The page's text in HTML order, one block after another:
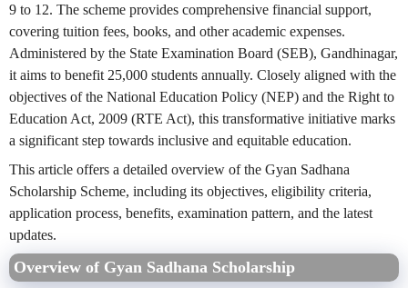
9 to 12. The scheme provides comprehensive financial support,
covering tuition fees, books, and other academic expenses.
Administered by the State Examination Board (SEB), Gandhinagar,
it aims to benefit 25,000 students annually. Closely aligned with the
objectives of the National Education Policy (NEP) and the Right to
Education Act, 2009 (RTE Act), this transformative initiative marks
a significant step towards inclusive and equitable education.
This article offers a detailed overview of the Gyan Sadhana
Scholarship Scheme, including its objectives, eligibility criteria,
application process, benefits, examination pattern, and the latest
updates.
Overview of Gyan Sadhana Scholarship